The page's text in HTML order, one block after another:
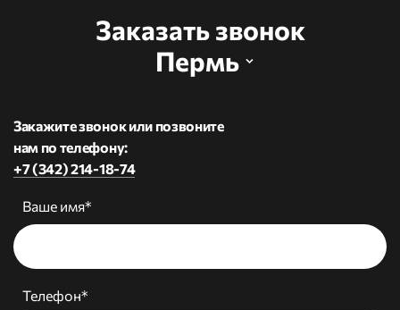
Заказать звонок
Пермь
Закажите звонок или позвоните
нам по телефону:
+7 (342) 214-18-74
Ваше имя*
Телефон*